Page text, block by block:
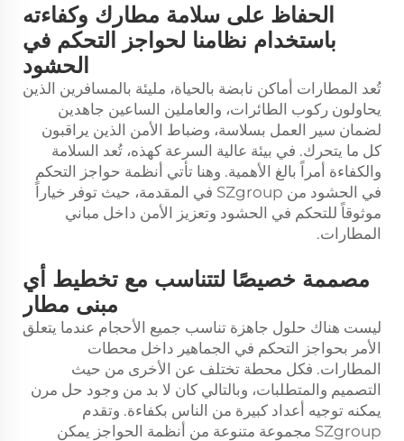
الحفاظ على سلامة مطارك وكفاءته
باستخدام نظامنا لحواجز التحكم في
الحشود
تُعد المطارات أماكن نابضة بالحياة، مليئة بالمسافرين الذين
يحاولون ركوب الطائرات، والعاملين الساعين جاهدين
لضمان سير العمل بسلاسة، وضباط الأمن الذين يراقبون
كل ما يتحرك. في بيئة عالية السرعة كهذه، تُعد السلامة
والكفاءة أمراً بالغ الأهمية. وهنا تأتي أنظمة حواجز التحكم
في الحشود من SZgroup في المقدمة، حيث توفر خياراً
موثوقاً للتحكم في الحشود وتعزيز الأمن داخل مباني
المطارات.
مصممة خصيصًا لتتناسب مع تخطيط أي
مبنى مطار
ليست هناك حلول جاهزة تناسب جميع الأحجام عندما يتعلق
الأمر بحواجز التحكم في الجماهير داخل محطات
المطارات. فكل محطة تختلف عن الأخرى من حيث
التصميم والمتطلبات، وبالتالي كان لا بد من وجود حل مرن
يمكنه توجيه أعداد كبيرة من الناس بكفاءة. وتقدم
SZgroup مجموعة متنوعة من أنظمة الحواجز يمكن